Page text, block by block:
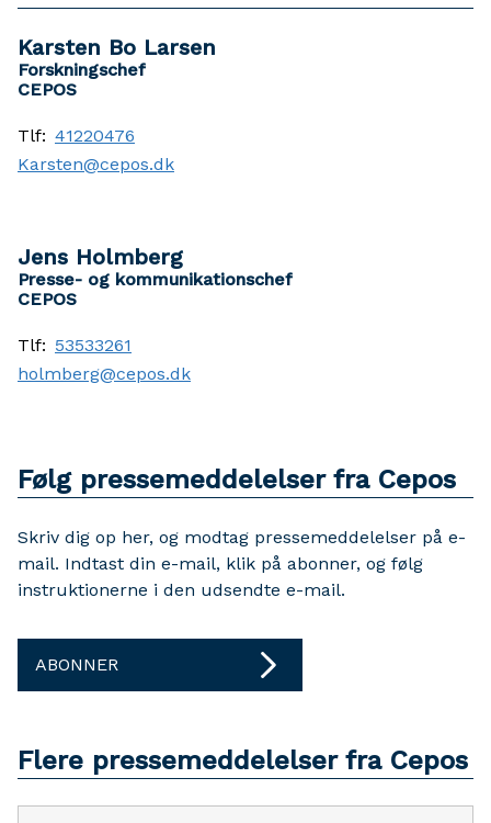
Karsten Bo Larsen
Forskningschef
CEPOS
Tlf: 41220476
Karsten@cepos.dk
Jens Holmberg
Presse- og kommunikationschef
CEPOS
Tlf: 53533261
holmberg@cepos.dk
Følg pressemeddelelser fra Cepos
Skriv dig op her, og modtag pressemeddelelser på e-
mail. Indtast din e-mail, klik på abonner, og følg
instruktionerne i den udsendte e-mail.
ABONNER
Flere pressemeddelelser fra Cepos